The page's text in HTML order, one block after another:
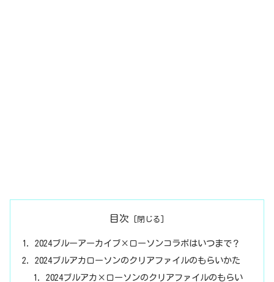
目次
2024ブルーアーカイブ×ローソンコラボはいつまで？
2024ブルアカローソンのクリアファイルのもらいかた
2024ブルアカ×ローソンのクリアファイルのもらい